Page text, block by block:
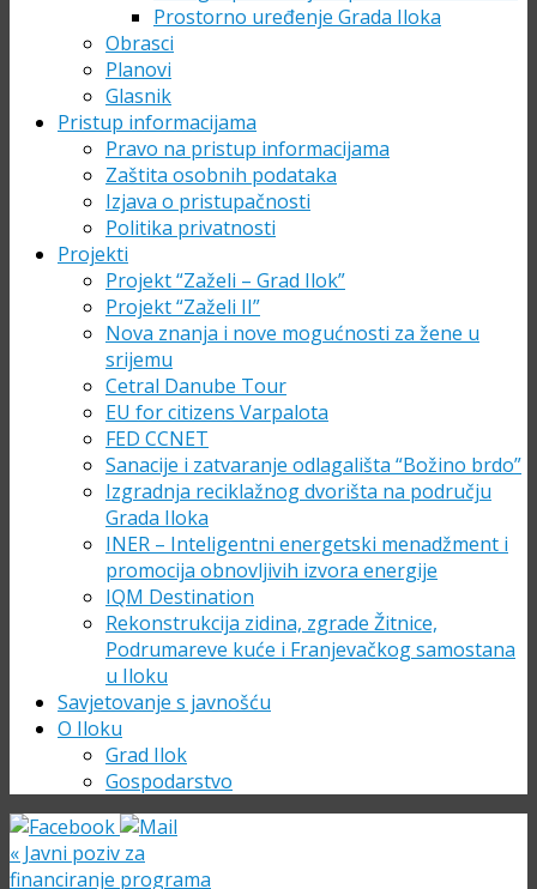
Prostorno uređenje Grada Iloka
Obrasci
Planovi
Glasnik
Pristup informacijama
Pravo na pristup informacijama
Zaštita osobnih podataka
Izjava o pristupačnosti
Politika privatnosti
Projekti
Projekt “Zaželi – Grad Ilok”
Projekt “Zaželi II”
Nova znanja i nove mogućnosti za žene u
srijemu
Cetral Danube Tour
EU for citizens Varpalota
FED CCNET
Sanacije i zatvaranje odlagališta “Božino brdo”
Izgradnja reciklažnog dvorišta na području
Grada Iloka
INER – Inteligentni energetski menadžment i
promocija obnovljivih izvora energije
IQM Destination
Rekonstrukcija zidina, zgrade Žitnice,
Podrumareve kuće i Franjevačkog samostana
u Iloku
Savjetovanje s javnošću
O Iloku
Grad Ilok
Gospodarstvo
« Javni poziv za
financiranje programa